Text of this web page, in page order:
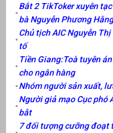
Bắt 2 TikToker xuyên
bà Nguyễn Phương Hằng
Chủ tịch AIC Nguyễn
tố
Tiền Giang:Toà tuyên
cho ngân hàng
Nhóm người sản xuất,
Người giả mạo Cục phó
bắt
7 đối tượng cưỡng đoạt